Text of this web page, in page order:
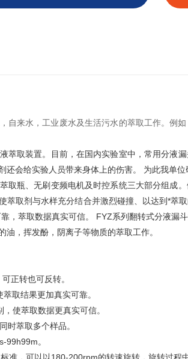
自来水，工业废水及生活污水的萃取工作。例
萃取装置。目前，在国内实验室中，常用分液
还会给实验人员带来身体上的伤害。 为此我单
取瓶、无刷变频电机及时控系统三大部分组成
萃取剂与水样充分结合并激烈碰撞、以达到*萃
，萃取数据真实可信。 FYZ系列翻转式分液漏
，挥发酚，阴离子等物质的萃取工作。
正转也可反转。
取结果更加真实可靠。
使萃取数据更真实可信。
时萃取多个样品。
99h99m。